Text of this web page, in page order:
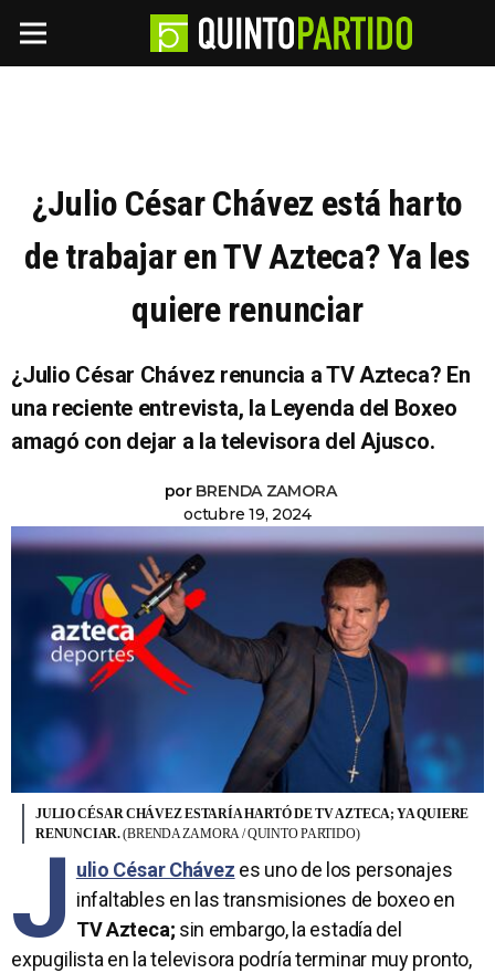
¿Julio César Chávez está harto
de trabajar en TV Azteca? Ya les
quiere renunciar
¿Julio César Chávez renuncia a TV Azteca? En
una reciente entrevista, la Leyenda del Boxeo
amagó con dejar a la televisora del Ajusco.
por BRENDA ZAMORA
octubre 19, 2024
JULIO CÉSAR CHÁVEZ ESTARÍA HARTÓ DE TV AZTECA; YA QUIERE
RENUNCIAR.(BRENDA ZAMORA / QUINTO PARTIDO)
J ulio César Chávez es uno de los personajes
infaltables en las transmisiones de boxeo en
TV Azteca; sin embargo, la estadía del
expugilista en la televisora podría terminar muy pronto,